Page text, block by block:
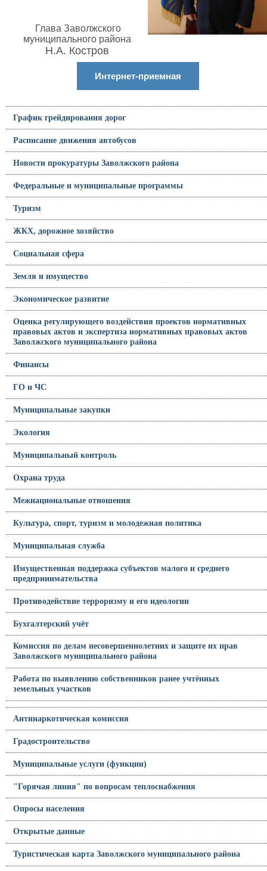
Глава Заволжского
муниципального района
Н.А. Костров
Интернет-приемная
График грейдирования дорог
Расписание движения автобусов
Новости прокуратуры Заволжского района
Федеральные и муниципальные программы
Туризм
ЖКХ, дорожное хозяйство
Социальная сфера
Земля и имущество
Экономическое развитие
Оценка регулирующего воздействия проектов нормативных
правовых актов и экспертиза нормативных правовых актов
Заволжского муниципального района
Финансы
ГО и ЧС
Муниципальные закупки
Экология
Муниципальный контроль
Охрана труда
Межнациональные отношения
Культура, спорт, туризм и молодежная политика
Муниципальная служба
Имущественная поддержка субъектов малого и среднего
предпринимательства
Противодействие терроризму и его идеологии
Бухгалтерский учёт
Комиссия по делам несовершеннолетних и защите их прав
Заволжского муниципального района
Работа по выявлению собственников ранее учтённых
земельных участков
Антинаркотическая комиссия
Градостроительство
Муниципальные услуги (функции)
"Горячая линия" по вопросам теплоснабжения
Опросы населения
Открытые данные
Туристическая карта Заволжского муниципального района